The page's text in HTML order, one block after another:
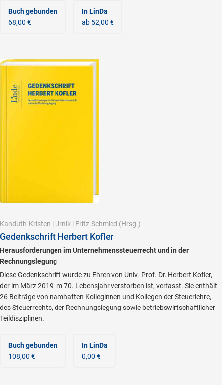
Buch gebunden
68,00 €
In LinDa
ab 52,00 €
Kanduth-Kristen | Urnik | Fritz-Schmied (Hrsg.)
Gedenkschrift Herbert Kofler
Herausforderungen im Unternehmenssteuerrecht und in der
Rechnungslegung
Diese Gedenkschrift wurde zu Ehren von Univ.-Prof. Dr. Herbert Kofler,
der im März 2019 im 70. Lebensjahr verstorben ist, verfasst. Sie enthält
26 Beiträge von namhaften Kolleginnen und Kollegen der Steuerlehre,
des Steuerrechts, der Rechnungslegung sowie betriebswirtschaftlicher
Teildisziplinen.
Buch gebunden
108,00 €
In LinDa
0,00 €